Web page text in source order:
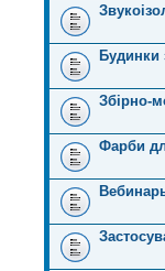
Будинки
Збірно-
Фарби